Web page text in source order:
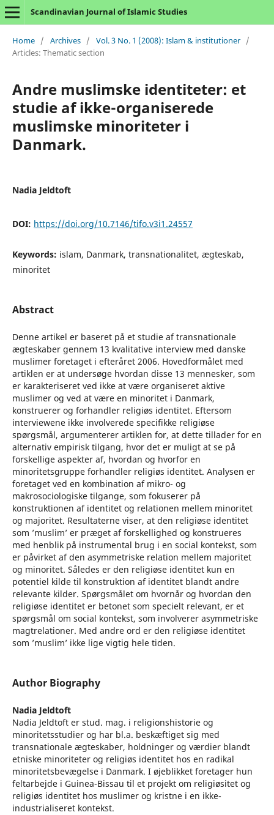
Scandinavian Journal of Islamic Studies
Home / Archives / Vol. 3 No. 1 (2008): Islam & institutioner /
Articles: Thematic section
Andre muslimske identiteter: et
studie af ikke-organiserede
muslimske minoriteter i
Danmark.
Nadia Jeldtoft
DOI: https://doi.org/10.7146/tifo.v3i1.24557
Keywords: islam, Danmark, transnationalitet, ægteskab,
minoritet
Abstract
Denne artikel er baseret på et studie af transnationale
ægteskaber gennem 13 kvalitative interview med danske
muslimer foretaget i efteråret 2006. Hovedformålet med
artiklen er at undersøge hvordan disse 13 mennesker, som
er karakteriseret ved ikke at være organiseret aktive
muslimer og ved at være en minoritet i Danmark,
konstruerer og forhandler religiøs identitet. Eftersom
interviewene ikke involverede specifikke religiøse
spørgsmål, argumenterer artiklen for, at dette tillader for en
alternativ empirisk tilgang, hvor det er muligt at se på
forskellige aspekter af, hvordan og hvorfor en
minoritetsgruppe forhandler religiøs identitet. Analysen er
foretaget ved en kombination af mikro- og
makrosociologiske tilgange, som fokuserer på
konstruktionen af identitet og relationen mellem minoritet
og majoritet. Resultaterne viser, at den religiøse identitet
som ’muslim’ er præget af forskellighed og konstrueres
med henblik på instrumental brug i en social kontekst, som
er påvirket af den asymmetriske relation mellem majoritet
og minoritet. Således er den religiøse identitet kun en
potentiel kilde til konstruktion af identitet blandt andre
relevante kilder. Spørgsmålet om hvornår og hvordan den
religiøse identitet er betonet som specielt relevant, er et
spørgsmål om social kontekst, som involverer asymmetriske
magtrelationer. Med andre ord er den religiøse identitet
som ’muslim’ ikke lige vigtig hele tiden.
Author Biography
Nadia Jeldtoft
Nadia Jeldtoft er stud. mag. i religionshistorie og
minoritetsstudier og har bl.a. beskæftiget sig med
transnationale ægteskaber, holdninger og værdier blandt
etniske minoriteter og religiøs identitet hos en radikal
minoritetsbevægelse i Danmark. I øjeblikket foretager hun
feltarbejde i Guinea-Bissau til et projekt om religiøsitet og
religiøs identitet hos muslimer og kristne i en ikke-
industrialiseret kontekst.